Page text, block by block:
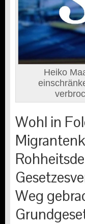
Heiko
Wohl in
Weg